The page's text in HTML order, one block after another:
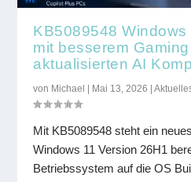
KB5089548
mit besserem Gaming
aktualisierten AI
von Michael Mai 13, 2026 |
Mit KB5089548 steht ein
Windows 11 Version 26H1
Betriebssystem auf die OS